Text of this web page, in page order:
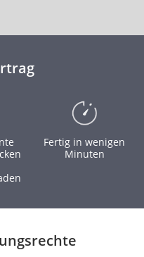
Fertig in wenigen
Minuten